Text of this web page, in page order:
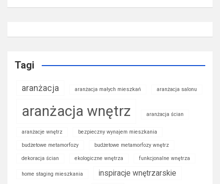
Tagi
aranżacja aranżacja małych mieszkań aranżacja salonu
aranżacja wnętrz aranżacja ścian
aranżacje wnętrz bezpieczny wynajem mieszkania
budżetowe metamorfozy budżetowe metamorfozy wnętrz
dekoracja ścian ekologiczne wnętrza funkcjonalne wnętrza
home staging mieszkania inspiracje wnętrzarskie